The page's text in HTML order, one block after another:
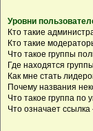
Уровни
Кто такие
Кто такие
Что такое группы
Где находятся
Как мне стать
Почему названия
Что такое группа по
Что означает